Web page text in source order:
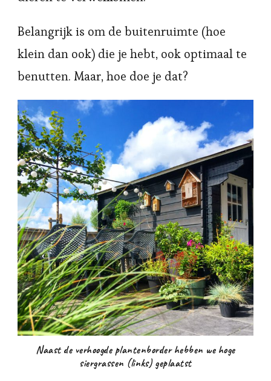
Belangrijk is om de buitenruimte (hoe
klein dan ook) die je hebt, ook optimaal te
benutten. Maar, hoe doe je dat?
Naast de verhoogde plantenborder hebben we hoge
siergrassen (links) geplaatst